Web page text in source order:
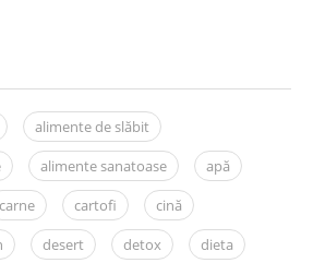
alimente de slăbit
alimente sanatoase
apă
carne cartofi
cină
desert detox
dieta